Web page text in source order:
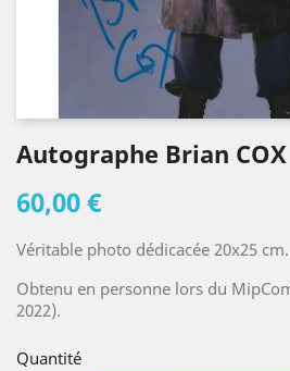
Autographe Brian COX
60,00 €
Véritable photo dédicacée 20x25 cm.
Obtenu en personne lors du
2022).
Quantité